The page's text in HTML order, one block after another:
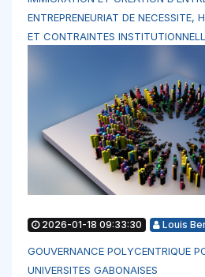
ENTREPRENEURIAT DE NECESSITE,
ET CONTRAINTES
2026-01-18 09:33:30 Louis
GOUVERNANCE POLYCENTRIQUE
UNIVERSITES GABONAISES